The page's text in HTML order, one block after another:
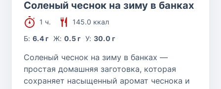
Соленый чеснок на зиму в банках
1 ч.
145.0 ккал
Б:6.4 г Ж: 0.5 г У: 30.0 г
Соленый чеснок на зиму в банках —
простая домашняя заготовка, которая
сохраняет насыщенный аромат чеснока и